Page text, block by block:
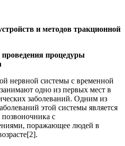
и методов тракционной
процедуры
нервной системы с временной
одно из первых мест в
заболеваний. Одним из
этой системы является
с
поражающее людей в